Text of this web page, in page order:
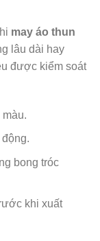
may áo thun
lâu dài hay
được kiểm soát
bong tróc
khi xuất